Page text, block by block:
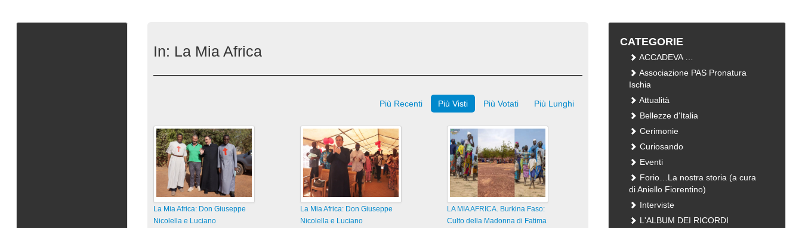
In: La Mia Africa
Più Recenti Più Visti Più Votati Più Lunghi
La Mia Africa: Don Giuseppe
Nicolella e Luciano
La Mia Africa: Don Giuseppe
Nicolella e Luciano
LA MIA AFRICA. Burkina Faso:
Culto della Madonna di Fatima
CATEGORIE
ACCADEVA …
Associazione PAS Pronatura
Ischia
Attualità
Bellezze d'Italia
Cerimonie
Curiosando
Eventi
Forio…La nostra storia (a cura
di Aniello Fiorentino)
Interviste
L'ALBUM DEI RICORDI